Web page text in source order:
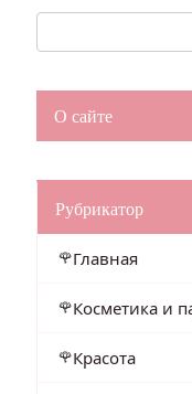
О сайте
Рубрикатор
Главная
Косметика и
Красота